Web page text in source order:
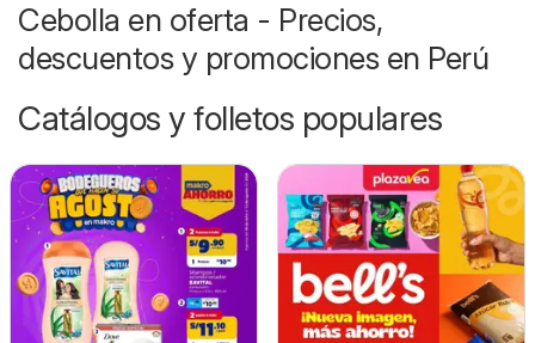
Cebolla en oferta - Precios,
descuentos y promociones en Perú
Catálogos y folletos populares